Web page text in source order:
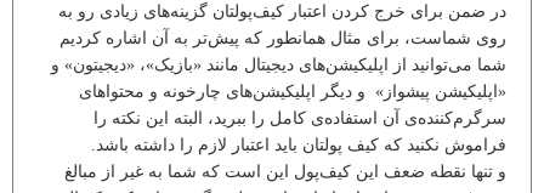
در ضمن برای خرج کردن اعتبار کیف‌پولتان گزینه‌های زیادی رو به
روی شماست، برای مثال همانطور که پیش‌تر به آن اشاره کردیم
شما می‌توانید از اپلیکیشن‌‌های دیجیتال مانند «بازیک»، «دیجیتون» و
«اپلیکیشن پیشواز» و دیگر اپلیکیشن‌های چارخونه و محتواهای
سرگرم‌کننده‌ی آن‌ استفاده‌ی کامل را ببرید، البته این نکته را
فراموش نکنید که کیف پولتان باید اعتبار لازم را داشته باشد.
و تنها نقطه ضعف این کیف‌پول این است که شما به غیر از مبالغ